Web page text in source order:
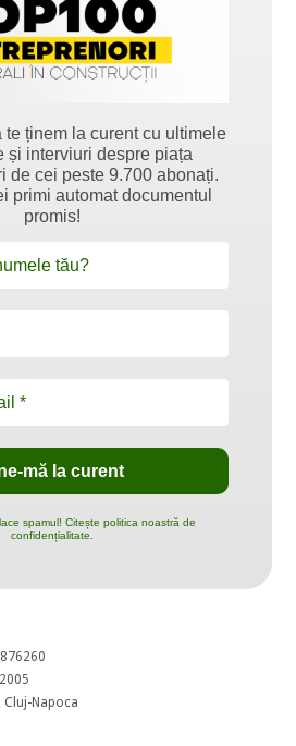
te ținem la curent cu ultimele
și interviuri despre piața
de cei peste 9.700 abonați.
primi automat documentul
promis!
spamul! Citește politica noastră de
confidențialitate.
Cluj-Napoca